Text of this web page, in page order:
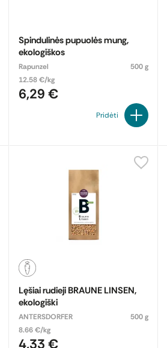
Spindulinės pupuolės mung,
ekologiškos
Rapunzel
500 g
12.58 €/kg
6,29 €
Pridėti
Lęšiai rudieji BRAUNE LINSEN,
ekologiški
ANTERSDORFER
500 g
8.66 €/kg
4,33 €